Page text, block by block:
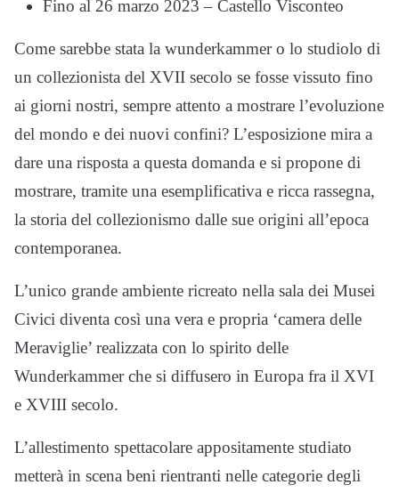
Fino al 26 marzo 2023 – Castello Visconteo
Come sarebbe stata la wunderkammer o lo studiolo di
un collezionista del XVII secolo se fosse vissuto fino
ai giorni nostri, sempre attento a mostrare l’evoluzione
del mondo e dei nuovi confini? L’esposizione mira a
dare una risposta a questa domanda e si propone di
mostrare, tramite una esemplificativa e ricca rassegna,
la storia del collezionismo dalle sue origini all’epoca
contemporanea.
L’unico grande ambiente ricreato nella sala dei Musei
Civici diventa così una vera e propria ‘camera delle
Meraviglie’ realizzata con lo spirito delle
Wunderkammer che si diffusero in Europa fra il XVI
e XVIII secolo.
L’allestimento spettacolare appositamente studiato
metterà in scena beni rientranti nelle categorie degli